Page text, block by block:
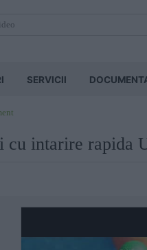
SERVICII
cu intarire rapida